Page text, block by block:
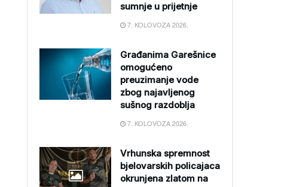
sumnje u prijetnje
7. KOLOVOZA 2026.
Građanima Garešnice
omogućeno
preuzimanje vode
zbog najavljenog
sušnog razdoblja
7. KOLOVOZA 2026.
Vrhunska spremnost
bjelovarskih policajaca
okrunjena zlatom na